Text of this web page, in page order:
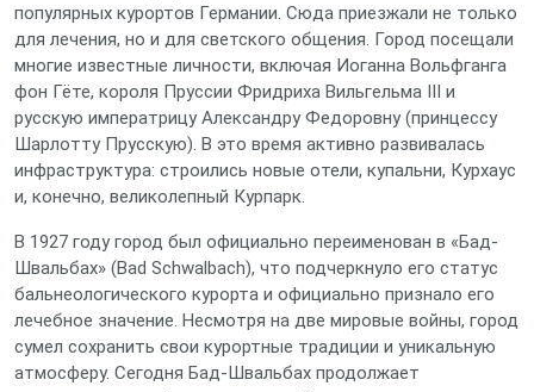
популярных курортов Германии. Сюда приезжали не только
для лечения, но и для светского общения. Город посещали
многие известные личности, включая Иоганна Вольфганга
фон Гёте, короля Пруссии Фридриха Вильгельма III и
русскую императрицу Александру Федоровну (принцессу
Шарлотту Прусскую). В это время активно развивалась
инфраструктура: строились новые отели, купальни, Курхаус
и, конечно, великолепный Курпарк.
В 1927 году город был официально переименован в «Бад-
Швальбах» (Bad Schwalbach), что подчеркнуло его статус
бальнеологического курорта и официально признало его
лечебное значение. Несмотря на две мировые войны, город
сумел сохранить свои курортные традиции и уникальную
атмосферу. Сегодня Бад-Швальбах продолжает